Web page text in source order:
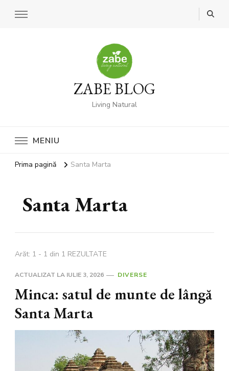
ZABE BLOG
Living Natural
MENIU
Prima pagină Santa Marta
Santa Marta
Arăt: 1 - 1 din 1 REZULTATE
ACTUALIZAT LA IULIE 3, 2026 DIVERSE
Minca: satul de munte de lângă
Santa Marta